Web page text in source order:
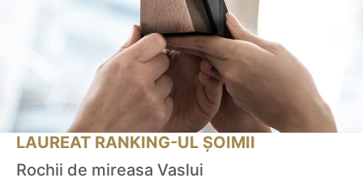
LAUREAT RANKING-UL ȘOIMII
Rochii de mireasa Vaslui